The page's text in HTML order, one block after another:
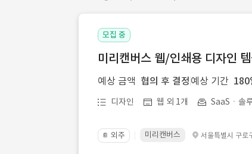
모집 중
미리캔버스 웹/인쇄용 디자인
예상 금액 협의 후 결정 예상 기간 180
디자인 웹 외 1개 SaaSㆍ솔
📔 외주 미리캔버스 서울특별시 구로